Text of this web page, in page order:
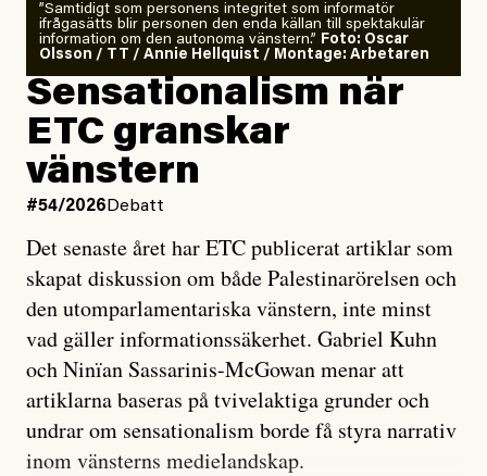
”Samtidigt som personens integritet som informatör
ifrågasätts blir personen den enda källan till spektakulär
information om den autonoma vänstern.” Foto: Oscar
Olsson / TT / Annie Hellquist / Montage: Arbetaren
Sensationalism när
ETC granskar
vänstern
#54/2026 Debatt
Det senaste året har ETC publicerat artiklar som
skapat diskussion om både Palestinarörelsen och
den utomparlamentariska vänstern, inte minst
vad gäller informationssäkerhet. Gabriel Kuhn
och Ninïan Sassarinis-McGowan menar att
artiklarna baseras på tvivelaktiga grunder och
undrar om sensationalism borde få styra narrativ
inom vänsterns medielandskap.